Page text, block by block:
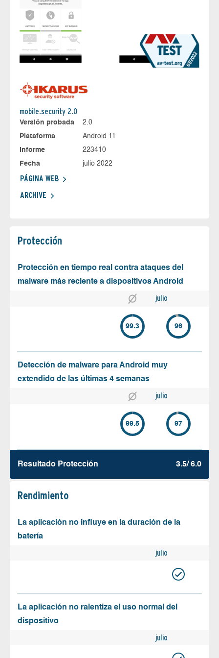
mobile.security 2.0
Versión probada
2.0
Plataforma
Android 11
Informe
223410
Fecha
julio 2022
PÁGINA WEB
ARCHIVE
Protección
Protección en tiempo real contra ataques del
malware más reciente a dispositivos Android
julio
99.3 96
Detección de malware para Android muy
extendido de las últimas 4 semanas
julio
99.5 97
Resultado Protección 3.5/ 6.0
Rendimiento
La aplicación no influye en la duración de la
batería
julio
La aplicación no ralentiza el uso normal del
dispositivo
julio